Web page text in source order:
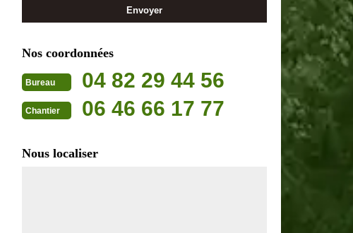
Nos coordonnées
Bureau 04 82 29 44 56
Chantier 06 46 66 17 77
Nous localiser